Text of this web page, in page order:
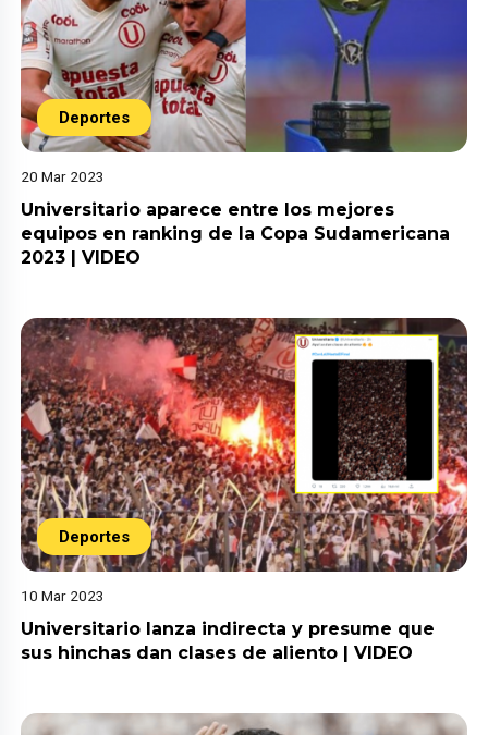
Deportes
20 Mar 2023
Universitario aparece entre los mejores
equipos en ranking de la Copa Sudamericana
2023 | VIDEO
Deportes
10 Mar 2023
Universitario lanza indirecta y presume que
sus hinchas dan clases de aliento | VIDEO